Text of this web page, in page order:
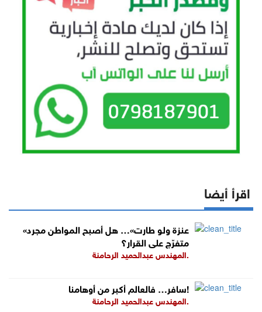
اقرأ أيضا
«عنزة ولو طارت»… هل أصبح المواطن مجرد
متفرّج على القرار؟
المهندس عبدالحميد الرحامنة.
سافر… فالعالم أكبر من أوهامنا!
المهندس عبدالحميد الرحامنة.